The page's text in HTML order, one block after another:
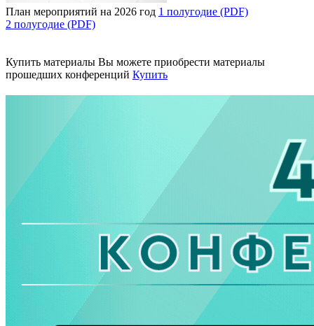
План мероприятий на 2026 год 1 полугодие (PDF)
2 полугодие (PDF)
Купить материалы Вы можете приобрести материалы
прошедших конференций Купить